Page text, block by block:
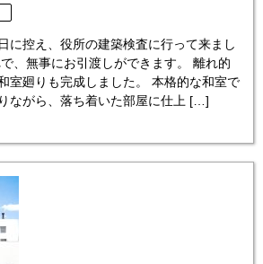
に控え、役所の建築検査に行って来まし
、無事にお引渡しができます。 離れ的
室廻りも完成しました。 本格的な和室で
ながら、落ち着いた部屋に仕上 […]